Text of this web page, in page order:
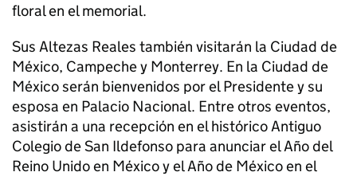
floral en el memorial.
Sus Altezas Reales también visitarán la Ciudad de
México, Campeche y Monterrey. En la Ciudad de
México serán bienvenidos por el Presidente y su
esposa en Palacio Nacional. Entre otros eventos,
asistirán a una recepción en el histórico Antiguo
Colegio de San Ildefonso para anunciar el Año del
Reino Unido en México y el Año de México en el